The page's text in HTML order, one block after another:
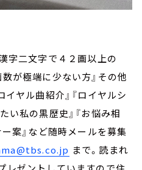
字二文字で４２画以上の
が極端に少ない方』その他
イヤル曲紹介』『ロイヤルシ
い私の黒歴史』『お悩み相
ー案』など随時メールを募集
まで。読まれ